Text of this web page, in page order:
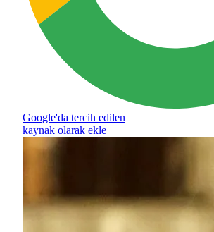
Google'da tercih edilen
kaynak olarak ekle